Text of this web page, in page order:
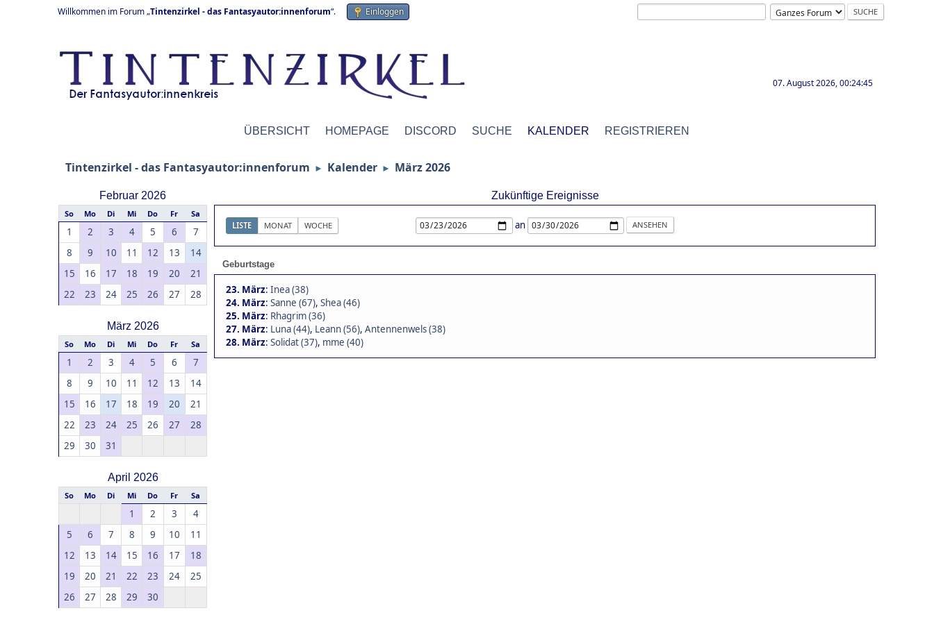
Willkommen im Forum „Tintenzirkel - das Fantasyautor:innenforum“. Einloggen
07. August 2026, 00:24:45
ÜBERSICHT HOMEPAGE DISCORD SUCHE KALENDER REGISTRIEREN
Tintenzirkel - das Fantasyautor:innenforum ► Kalender ► März 2026
Februar 2026
So Mo Di Mi Do Fr Sa
1 2 3 4 5 6
7
8
9 10 11 12 13
14
15
16 17 18 19 20
21
22
23 24 25 26 27 28
März 2026
So Mo Di Mi Do Fr Sa
1 2 3 4 5 6
7
8
9 10 11 12 13
14
15
16 17 18 19 20
21
22
23 24 25 26 27
28
29
30 31
April 2026
So Mo Di Mi Do Fr Sa
1 2 3
4
5
6 7 8 9 10
11
12
13 14 15 16 17
18
19
20 21 22 23 24
25
26
27 28 29 30
Zukünftige Ereignisse
LISTE MONAT WOCHE an
Geburtstage
23. März: Inea (38)
24. März: Sanne (67), Shea (46)
25. März: Rhagrim (36)
27. März: Luna (44), Leann (56), Antennenwels (38)
28. März: Solidat (37), mme (40)